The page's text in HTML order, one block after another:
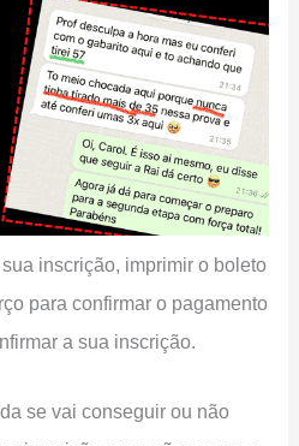
inscrição, imprimir o boleto
para confirmar o pagamento
a sua inscrição.
se vai conseguir ou não